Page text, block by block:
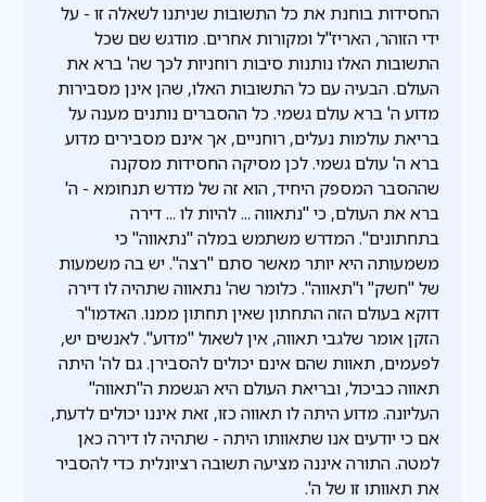
החסידות בוחנת את כל התשובות שניתנו לשאלה זו - על
ידי הזוהר, האריז"ל ומקורות אחרים. מודגש שם שכל
התשובות האלו נותנות סיבות רוחניות לכך שה' ברא את
העולם. הבעיה עם כל התשובות האלו, שהן אינן מסבירות
מדוע ה' ברא עולם גשמי. כל ההסברים נותנים מענה על
בריאת עולמות נעלים, רוחניים, אך אינם מסבירים מדוע
ברא ה' עולם גשמי. לכן מסיקה החסידות מסקנה
שההסבר המספק היחיד, הוא זה של מדרש תנחומא - ה'
ברא את העולם, כי "נתאווה ... להיות לו ... דירה
בתחתונים". המדרש משתמש במלה "נתאווה" כי
משמעותה היא יותר מאשר סתם "רצה". יש בה משמעות
של "חשק" ו"תאווה". כלומר שה' נתאווה שתהיה לו דירה
דוקא בעולם הזה התחתון שאין תחתון ממנו. האדמו"ר
הזקן אומר שלגבי תאווה, אין לשאול "מדוע". לאנשים יש,
לפעמים, תאוות שהם אינם יכולים להסבירן. גם לה' היתה
תאווה כביכול, ובריאת העולם היא הגשמת ה"תאווה"
העליונה. מדוע היתה לו תאווה כזו, זאת איננו יכולים לדעת,
אם כי יודעים אנו שתאוותו היתה - שתהיה לו דירה כאן
למטה. התורה איננה מציעה תשובה רציונלית כדי להסביר
את תאוותו זו של ה'.